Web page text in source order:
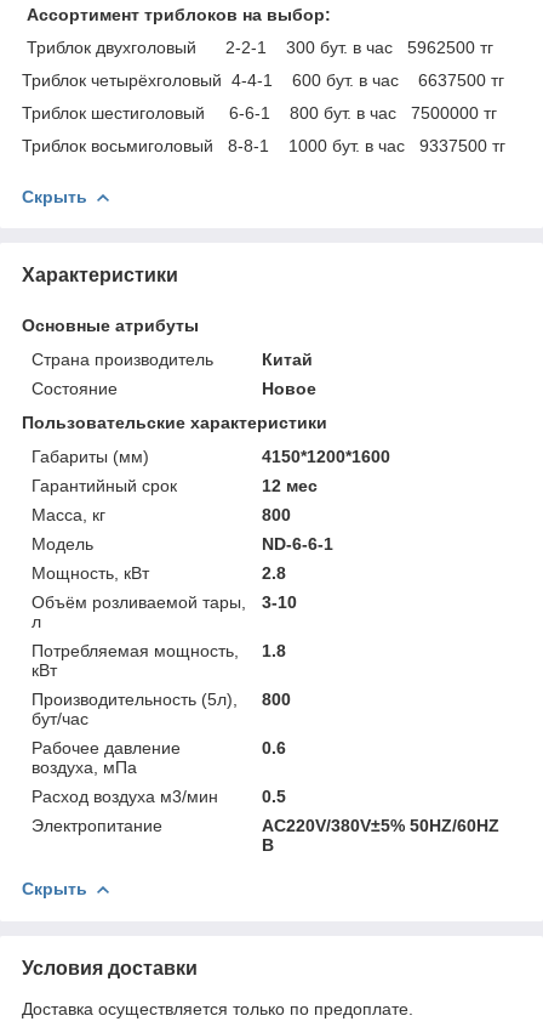
Ассортимент триблоков на выбор:
Триблок двухголовый 2-2-1 300 бут. в час 5962500 тг
Триблок четырёхголовый 4-4-1 600 бут. в час 6637500 тг
Триблок шестиголовый 6-6-1 800 бут. в час 7500000 тг
Триблок восьмиголовый 8-8-1 1000 бут. в час 9337500 тг
Скрыть
Характеристики
Основные атрибуты
Страна производитель
Китай
Состояние
Новое
Пользовательские характеристики
Габариты (мм)
4150*1200*1600
Гарантийный срок
12 мес
Масса, кг
800
Модель
ND-6-6-1
Мощность, кВт
2.8
Объём розливаемой тары,
л
3-10
Потребляемая мощность,
кВт
1.8
Производительность (5л),
бут/час
800
Рабочее давление
воздуха, мПа
0.6
Расход воздуха м3/мин
0.5
Электропитание
AC220V/380V±5% 50HZ/60HZ
В
Скрыть
Условия доставки
Доставка осуществляется только по предоплате.